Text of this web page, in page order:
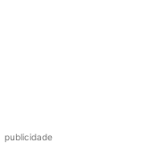
publicidade